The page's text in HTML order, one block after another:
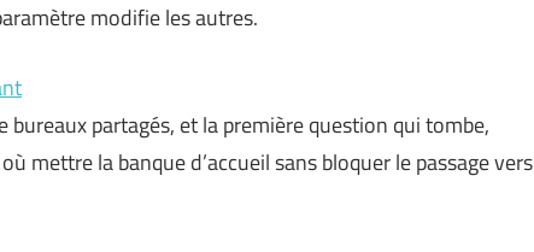
modifie les autres.
partagés, et la première question qui tombe,
mettre la banque d’accueil sans bloquer le passage vers